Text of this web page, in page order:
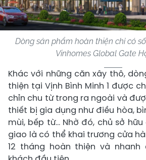
Dòng sản phẩm hoàn thiện chỉ có
Vinhomes Global Gate
Khác với những căn xây thô,
thiện tại Vịnh Bình Minh 1 được
chỉn chu từ trong ra ngoài và
thiết bị gia dụng như điều hòa,
mùi, bếp từ... Nhờ đó, chủ sở
giao là có thể khai trương cửa
12 tháng hoàn thiện và nhanh